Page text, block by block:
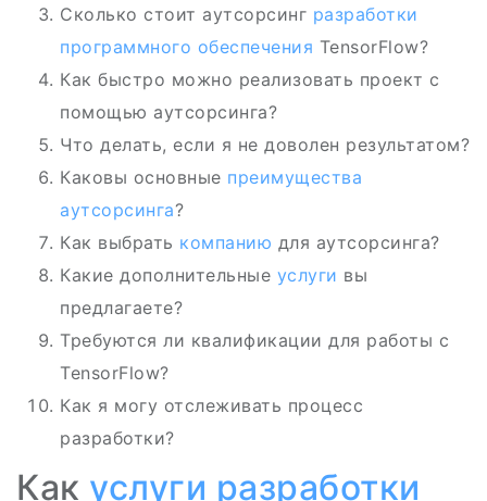
Сколько стоит аутсорсинг разработки
программного обеспечения TensorFlow?
Как быстро можно реализовать проект с
помощью аутсорсинга?
Что делать, если я не доволен результатом?
Каковы основные преимущества
аутсорсинга?
Как выбрать компанию для аутсорсинга?
Какие дополнительные услуги вы
предлагаете?
Требуются ли квалификации для работы с
TensorFlow?
Как я могу отслеживать процесс
разработки?
Как услуги разработки